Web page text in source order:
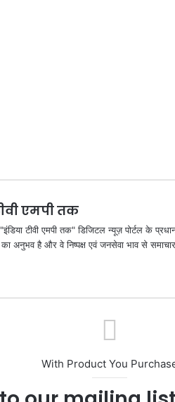
एमपी तक
"इंडिया टीवी एमपी तक" डिजिटल न्यूज़ पोर्टल के
का अनुभव है और वे निष्पक्ष एवं जनसेवा भाव से
With Product You